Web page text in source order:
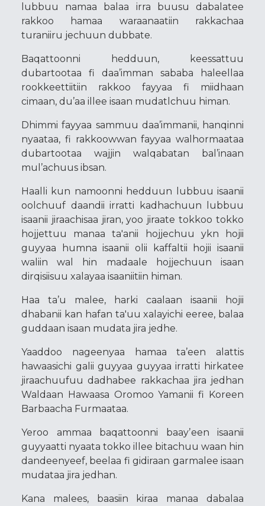
lubbuu namaa balaa irra buusu dabalatee
rakkoo hamaa waraanaatiin rakkachaa
turaniiru jechuun dubbate.
Baqattoonni hedduun, keessattuu
dubartootaa fi daa’imman sababa haleellaa
rookkeettiitiin rakkoo fayyaa fi miidhaan
cimaan, du’aa illee isaan mudatlchuu himan.
Dhimmi fayyaa sammuu daa’immanii, hanqinni
nyaataa, fi rakkoowwan fayyaa walhormaataa
dubartootaa wajjin walqabatan bal’inaan
mul’achuus ibsan.
Haalli kun namoonni hedduun lubbuu isaanii
oolchuuf daandii irratti kadhachuun lubbuu
isaanii jiraachisaa jiran, yoo jiraate tokkoo tokko
hojjettuu manaa ta'anii hojjechuu ykn hojii
guyyaa humna isaanii olii kaffaltii hojii isaanii
waliin wal hin madaale hojjechuun isaan
dirqisiisuu xalayaa isaaniitiin himan.
Haa ta’u malee, harki caalaan isaanii hojii
dhabanii kan hafan ta'uu xalayichi eeree, balaa
guddaan isaan mudata jira jedhe.
Yaaddoo nageenyaa hamaa ta’een alattis
hawaasichi galii guyyaa guyyaa irratti hirkatee
jiraachuufuu dadhabee rakkachaa jira jedhan
Waldaan Hawaasa Oromoo Yamanii fi Koreen
Barbaacha Furmaataa.
Yeroo ammaa baqattoonni baayʼeen isaanii
guyyaatti nyaata tokko illee bitachuu waan hin
dandeenyeef, beelaa fi gidiraan garmalee isaan
mudataa jira jedhan.
Kana malees, baasiin kiraa manaa dabalaa